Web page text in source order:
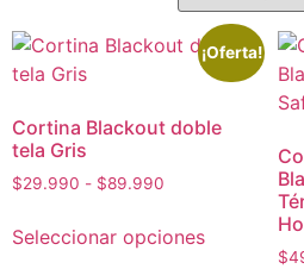
¡Oferta!
Cortina Blackout doble
tela Gris
$29.990 - $89.990
Seleccionar opciones
$